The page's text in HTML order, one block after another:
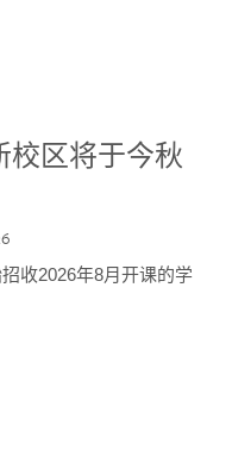
校区将于今秋
收2026年8月开课的学